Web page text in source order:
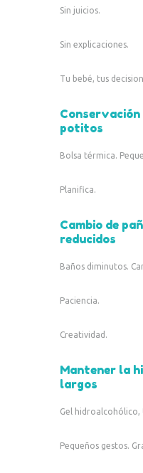
Sin juicios.
Sin explicaciones.
Tu bebé, tus
potitos
Bolsa térmica.
Planifica.
Cambio de
reducidos
Baños diminutos.
Paciencia.
Creatividad.
Mantener la
largos
Gel hidroalcohólico,
Pequeños gestos.